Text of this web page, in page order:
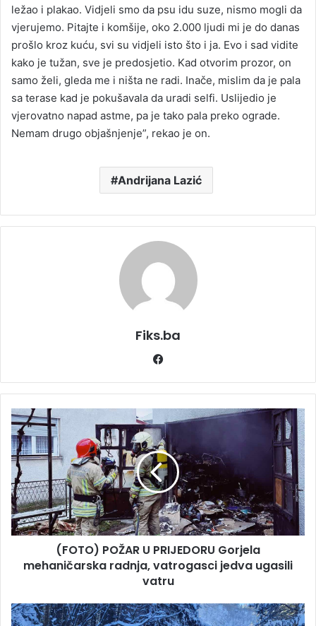
ležao i plakao. Vidjeli smo da psu idu suze, nismo mogli da
vjerujemo. Pitajte i komšije, oko 2.000 ljudi mi je do danas
prošlo kroz kuću, svi su vidjeli isto što i ja. Evo i sad vidite
kako je tužan, sve je predosjetio. Kad otvorim prozor, on
samo želi, gleda me i ništa ne radi. Inače, mislim da je pala
sa terase kad je pokušavala da uradi selfi. Uslijedio je
vjerovatno napad astme, pa je tako pala preko ograde.
Nemam drugo objašnjenje”, rekao je on.
Andrijana Lazić
Fiks.ba
(FOTO)
POŽAR
U
PRIJEDORU
Gorjela
mehaničarska
radnja,
vatrogasci
jedva
vatru
(FOTO) POŽAR U PRIJEDORU Gorjela
mehaničarska radnja, vatrogasci jedva ugasili
vatru
Zagužvalo